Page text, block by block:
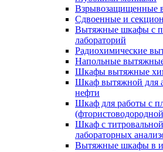
Взрывозащищенные
Сдвоенные и
Вытяжные шкафы с
лабораторий
Радиохимические
Напольные
Шкафы вытяжные
Шкаф вытяжной для
нефти
Шкаф для работы с
Шкаф с
лабораторных
Вытяжные шкафы в